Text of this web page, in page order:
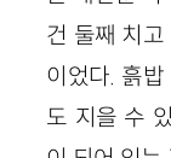
건 둘째 치
이었다. 흙
도 지을 수